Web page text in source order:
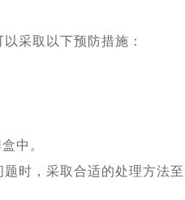
采取以下预防措施：
中。
，采取合适的处理方法至